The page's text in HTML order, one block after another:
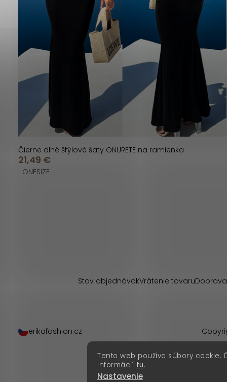
Tento web používa súbory cookie.
informácií tu.
Nastavenie
Čierne dlhé štýlové šaty ONURETE na ramienka
21,49 €
ONESIZE
i
Stav objednávokVrátenie tovaru
erikafashion.cz